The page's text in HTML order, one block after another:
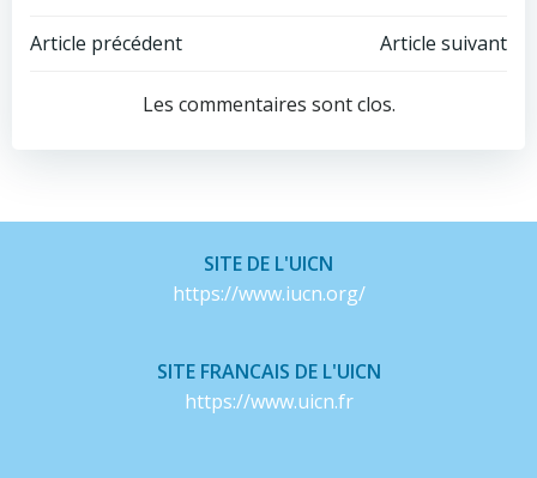
Navigation
l’article
Article précédent
Navigation
de
l’article
Article suivant
Les commentaires sont clos.
SITE DE L'UICN
https://www.iucn.org/
SITE FRANCAIS DE L'UICN
https://www.uicn.fr